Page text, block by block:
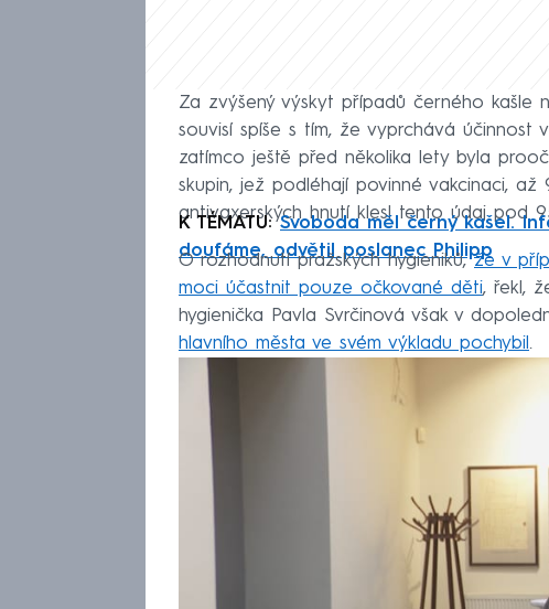
Za zvýšený výskyt případů černého kašle
souvisí spíše s tím, že vyprchává účinnost
zatímco ještě před několika lety byla
skupin, jež podléhají povinné vakcinaci,
antivaxerských hnutí klesl tento údaj pod
K TÉMATU:Svoboda měl černý kašel.
doufáme, odvětil poslanec Philipp
O rozhodnutí pražských hygieniků,že v
moci účastnit pouze očkované děti, řekl,
hygienička Pavla Svrčinová však v
hlavního města ve svém výkladu pochybil .